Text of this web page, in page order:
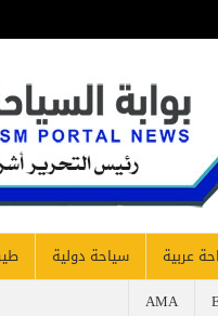
سياحة دولية طيران ومطارات